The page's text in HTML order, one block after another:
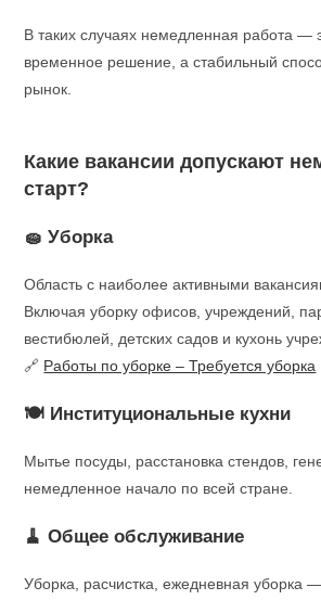
В таких случаях немедленная работа —
временное решение, а стабильный
рынок.
Какие вакансии допускают
старт?
🧽 Уборка
Область с наиболее активными
Включая уборку офисов, учреждений,
вестибюлей, детских садов и кухонь
🔗 Работы по уборке – Требуется уборка
🍽 Институциональные кухни
Мытье посуды, расстановка стендов,
немедленное начало по всей стране.
🧹 Общее обслуживание
Уборка, расчистка, ежедневная уборка